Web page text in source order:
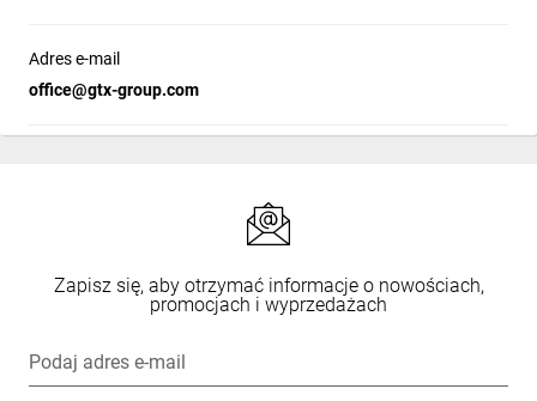
Adres e-mail
office@gtx-group.com
Zapisz się, aby otrzymać informacje o nowościach,
promocjach i wyprzedażach
Podaj adres e-mail